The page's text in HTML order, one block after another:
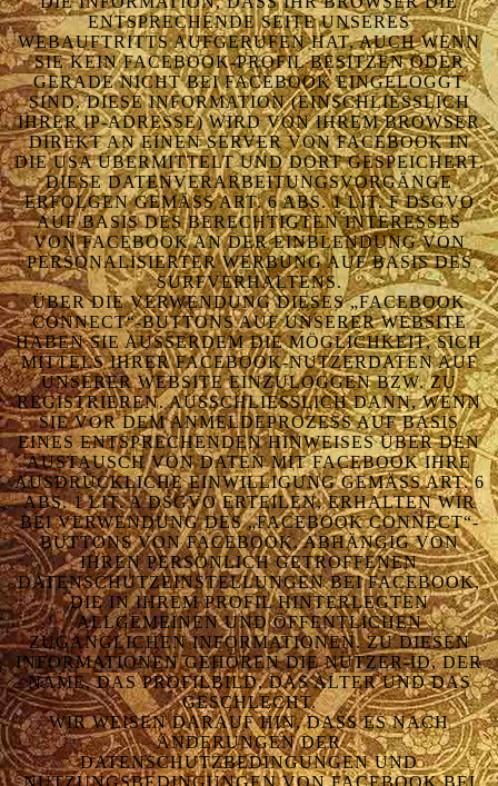
ENTSPRECHENDE SEITE UNSERES
WEBAUFTRITTS AUFGERUFEN HAT, AUCH WENN
SIE KEIN FACEBOOK-PROFIL BESITZEN ODER
GERADE NICHT BEI FACEBOOK EINGELOGGT
SIND. DIESE INFORMATION (EINSCHLIESSLICH I
HRER IP-ADRESSE) WIRD VON IHREM BROWSER D
IREKT AN EINEN SERVER VON FACEBOOK IN D
IE USA ÜBERMITTELT UND DORT GESPEICHERT. D
IESE DATENVERARBEITUNGSVORGÄNGE E
RFOLGEN GEMÄSS ART. 6 ABS. 1 LIT. F DSGVO AU
F BASIS DES BERECHTIGTEN INTERESSES VO
N FACEBOOK AN DER EINBLENDUNG VON PE
RSONALISIERTER WERBUNG AUF BASIS DES SU
RFVERHALTENS.
ÜBER DIE VERWENDUNG DIESES „FACEBOOK
CONNECT“-BUTTONS AUF UNSERER WEBSITE
HABEN SIE AUSSERDEM DIE MÖGLICHKEIT, SICH M
ITTELS IHRER FACEBOOK-NUTZERDATEN AUF U
NSERER WEBSITE EINZULOGGEN BZW. ZU R
EGISTRIEREN. AUSSCHLIESSLICH DANN, WENN SI
E VOR DEM ANMELDEPROZESS AUF BASIS EI
NES ENTSPRECHENDEN HINWEISES ÜBER DEN AU
STAUSCH VON DATEN MIT FACEBOOK IHRE AU
SDRÜCKLICHE EINWILLIGUNG GEMÄSS ART. 6 ABS
. 1 LIT. A DSGVO ERTEILEN, ERHALTEN WIR BEI
VERWENDUNG DES „FACEBOOK CONNECT“- BUT
TONS VON FACEBOOK, ABHÄNGIG VON IHR
EN PERSÖNLICH GETROFFENEN DAT
ENSCHUTZEINSTELLUNGEN BEI FACEBOOK, DIE
IN IHREM PROFIL HINTERLEGTEN ALL
GEMEINEN UND ÖFFENTLICHEN ZUG
ÄNGLICHEN INFORMATIONEN. ZU DIESEN INF
ORMATIONEN GEHÖREN DIE NUTZER-ID, DER NAM
E, DAS PROFILBILD, DAS ALTER UND DAS GES
CHLECHT.
WIR WEISEN DARAUF HIN, DASS ES NACH
ÄNDERUNGEN DER
DATENSCHUTZBEDINGUNGEN UND
NUTZUNGSBEDINGUNGEN VON FACEBOOK BEI